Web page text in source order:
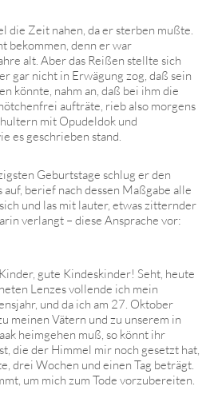
die Zeit nahen, da er sterben mußte.
bekommen, denn er war
alt. Aber das Reißen stellte sich
gar nicht in Erwägung zog, daß sein
könnte, nahm an, daß bei ihm die
aufträte, rieb also morgens
mit Opudeldok und
es geschrieben stand.
Geburtstage schlug er den
berief nach dessen Maßgabe alle
und las mit lauter, etwas zitternder
verlangt – diese Ansprache vor:
gute Kindeskinder! Seht, heute
Lenzes vollende ich mein
und da ich am 27. Oktober
meinen Vätern und zu unserem in
heimgehen muß, so könnt ihr
die der Himmel mir noch gesetzt hat,
drei Wochen und einen Tag beträgt.
um mich zum Tode vorzubereiten.